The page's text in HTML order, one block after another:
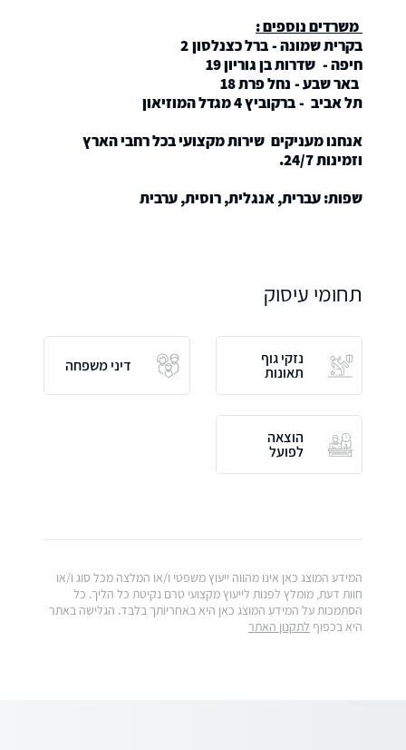
משרדים נוספים :
בקרית שמונה - ברל כצנלסון 2
חיפה - שדרות בן גוריון 19
באר שבע - נחל פרת 18
תל אביב - ברקוביץ 4 מגדל המוזיאון
אנחנו מעניקים שירות מקצועי בכל רחבי הארץ
וזמינות 24/7.
שפות: עברית, אנגלית, רוסית, ערבית
תחומי עיסוק
נזקי גוף
תאונות דיני משפחה
הוצאה
לפועל
המידע המוצג כאן אינו מהווה ייעוץ משפטי ו/או המלצה מכל סוג ו/או
חוות דעת, מומלץ לפנות לייעוץ מקצועי טרם נקיטת כל הליך. כל
הסתמכות על המידע המוצג כאן היא באחריותך בלבד. הגלישה באתר
היא בכפוף לתקנון האתר